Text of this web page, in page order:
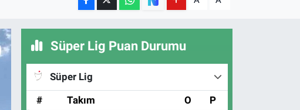
Süper Lig Puan Durumu
Süper Lig
#
Takım O P